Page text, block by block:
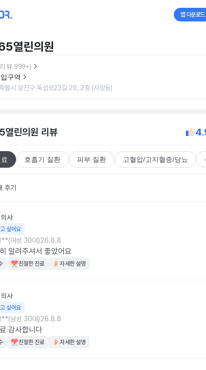
앱 다운로드
열린의원
뷰 999+)
구역
별시 광진구 뚝섬로23길 29, 2층 (자양동)
열린의원 리뷰
호흡기 질환 피부 질환 고혈압/고지혈증/당뇨
후기
의사
싶어요
**(여성 30대)26.8.8
알려주셔서 좋았어요
친절한 진료 자세한 설명
의사
싶어요
**(남성 30대)26.8.8
감사합니다
친절한 진료 자세한 설명